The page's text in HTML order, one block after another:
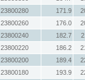
23800280 171.9
23800260 176.0
23800240 182.7
23800220 186.2
23800200 189.4
23800180 193.9